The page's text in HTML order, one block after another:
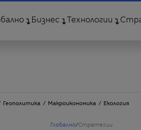
Бизнес Технологии
Геополитика Макроикономика Екология
Глобално/Стратегии